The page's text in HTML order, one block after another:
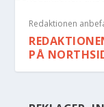
Redaktionen
PÅ